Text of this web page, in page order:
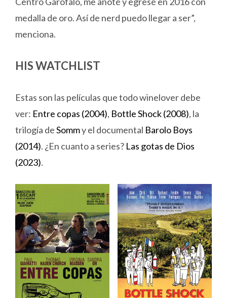
medalla de oro. Así de nerd puedo llegar a ser”,
menciona.
HIS WATCHLIST
Estas son las películas que todo winelover debe
ver: Entre copas (2004), Bottle Shock (2008), la
trilogía deSommy el documental Barolo Boys
(2014). ¿En cuanto a series? Las gotas de Dios
(2023).